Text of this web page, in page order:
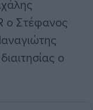
ο Στέφανος
ο